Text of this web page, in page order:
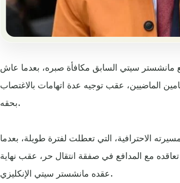
مانشستر سيتي السابق مكافأة صبره، بعدما عاش
الماضيين، عقب توجيه عدة اتهامات بالاغتصاب
بحقه.
الاحترافية، التي تعطلت لفترة طويلة، بعدما
مع المدافع في صفقة انتقال حر، عقب نهاية
عقده مانشستر سيتي الإنكليزي.